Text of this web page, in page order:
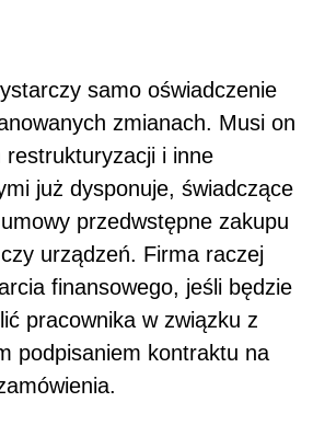
samo oświadczenie
zmianach. Musi on
restrukturyzacji i inne
już dysponuje, świadczące
przedwstępne zakupu
urządzeń. Firma raczej
finansowego, jeśli będzie
pracownika w związku z
podpisaniem kontraktu na